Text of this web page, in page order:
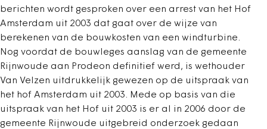
berichten wordt gesproken over een arrest van het Hof
Amsterdam uit 2003 dat gaat over de wijze van
berekenen van de bouwkosten van een windturbine.
Nog voordat de bouwleges aanslag van de gemeente
Rijnwoude aan Prodeon definitief werd, is wethouder
Van Velzen uitdrukkelijk gewezen op de uitspraak van
het hof Amsterdam uit 2003. Mede op basis van die
uitspraak van het Hof uit 2003 is er al in 2006 door de
gemeente Rijnwoude uitgebreid onderzoek gedaan